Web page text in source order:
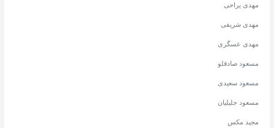
مهدی یراحی
مهدی شریفی
مهدی عسگری
مسعود صادقلو
مسعود سعیدی
مسعود جلیلیان
مجید مکس